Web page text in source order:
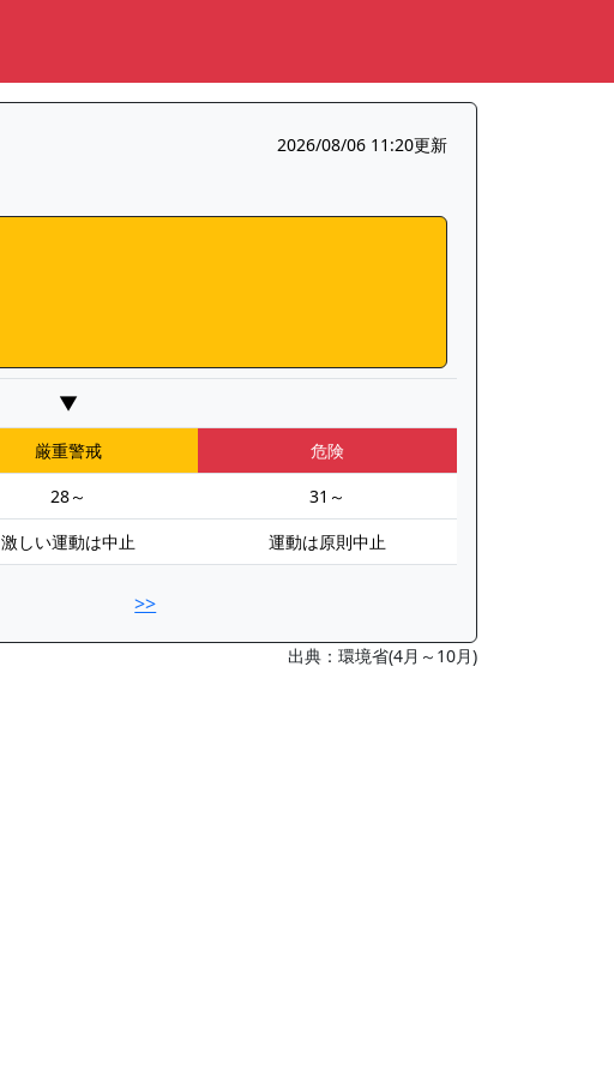
2026/08/06 11:20更新
▼
厳重警戒
危険
28～
31～
激しい運動は中止 運動は原則中止
>>
出典：環境省(4月～10月)